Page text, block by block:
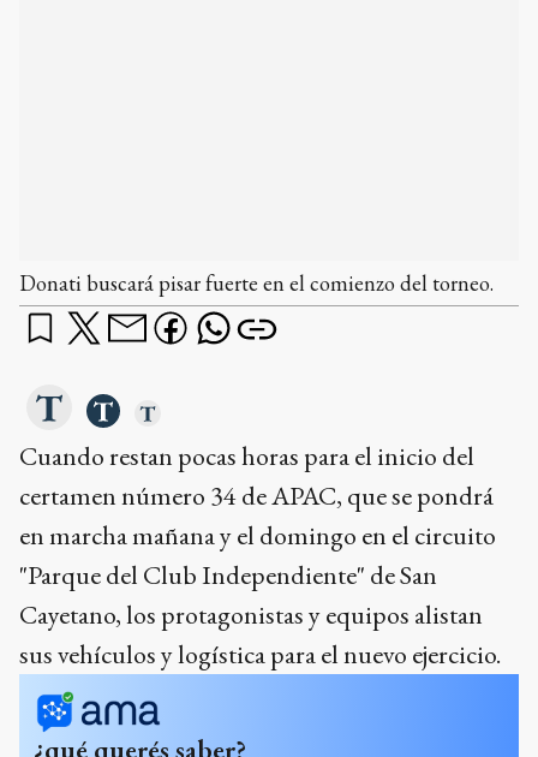
Donati buscará pisar fuerte en el comienzo del torneo.
Cuando restan pocas horas para el inicio del
certamen número 34 de APAC, que se pondrá
en marcha mañana y el domingo en el circuito
"Parque del Club Independiente" de San
Cayetano, los protagonistas y equipos alistan
sus vehículos y logística para el nuevo ejercicio.